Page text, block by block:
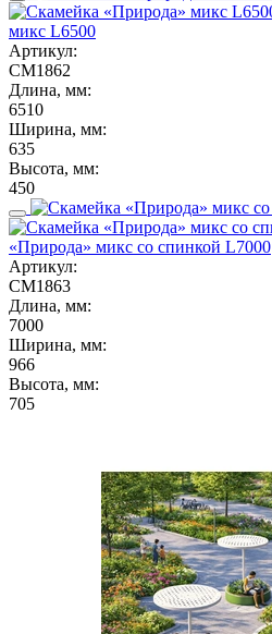
микс L6500
Артикул:
СМ1862
Длина, мм:
6510
Ширина, мм:
635
Высота, мм:
450
«Природа» микс со спинкой L7000
Артикул:
СМ1863
Длина, мм:
7000
Ширина, мм:
966
Высота, мм:
705